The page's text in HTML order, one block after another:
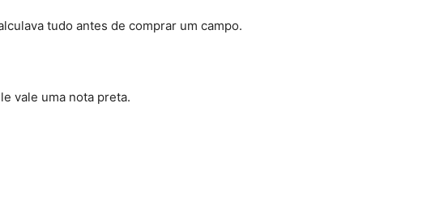
tudo antes de comprar um campo.
vale uma nota preta.